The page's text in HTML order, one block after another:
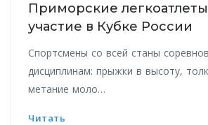
Приморские
участие в Кубке России
Спортсмены со всей станы
дисциплинам: прыжки в высоту,
метание моло…
Читать